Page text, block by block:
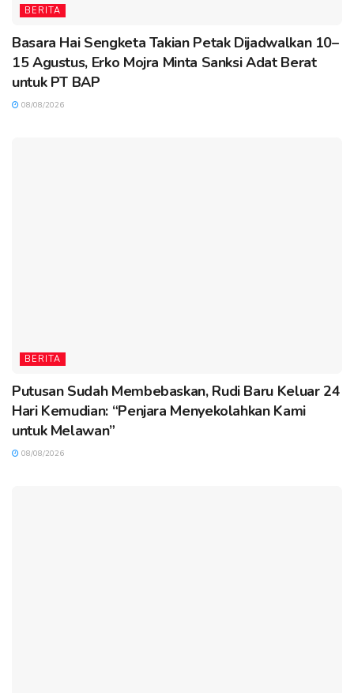
BERITA
Basara Hai Sengketa Takian Petak Dijadwalkan 10–
15 Agustus, Erko Mojra Minta Sanksi Adat Berat
untuk PT BAP
08/08/2026
BERITA
Putusan Sudah Membebaskan, Rudi Baru Keluar 24
Hari Kemudian: “Penjara Menyekolahkan Kami
untuk Melawan”
08/08/2026